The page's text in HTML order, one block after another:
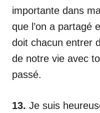
importante dans
que l’on a partagé
doit chacun entrer
de notre vie avec
passé.
13. Je suis